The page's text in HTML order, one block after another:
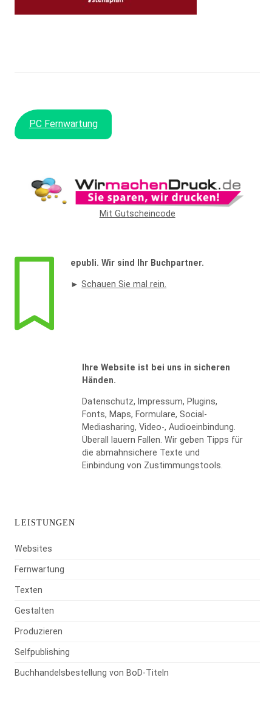
PC Fernwartung
Mit Gutscheincode
epubli. Wir sind Ihr Buchpartner.
►Schauen Sie mal rein.
Ihre Website ist bei uns in sicheren
Händen.
Datenschutz, Impressum, Plugins,
Fonts, Maps, Formulare, Social-
Mediasharing, Video-, Audioeinbindung.
Überall lauern Fallen. Wir geben Tipps für
die abmahnsichere Texte und
Einbindung von Zustimmungstools.
LEISTUNGEN
Websites
Fernwartung
Texten
Gestalten
Produzieren
Selfpublishing
Buchhandelsbestellung von BoD-Titeln
Widerrufsformular